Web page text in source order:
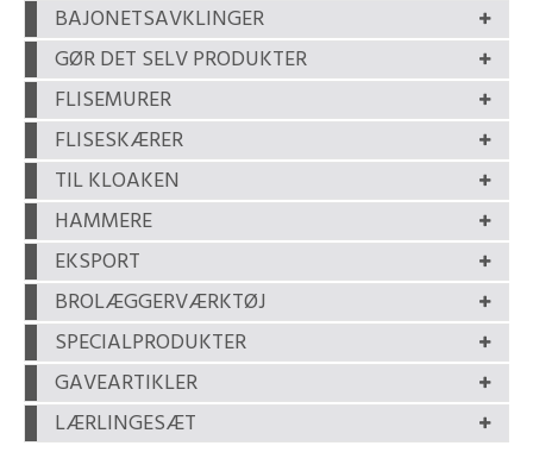
BAJONETSAVKLINGER
GØR DET SELV PRODUKTER
FLISEMURER
FLISESKÆRER
TIL KLOAKEN
HAMMERE
EKSPORT
BROLÆGGERVÆRKTØJ
SPECIALPRODUKTER
GAVEARTIKLER
LÆRLINGESÆT